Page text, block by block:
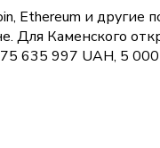
Ethereum и другие
Для Каменского
635 997 UAH, 5 000